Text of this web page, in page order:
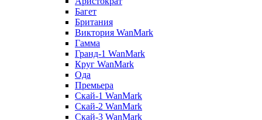
Багет
Британия
Виктория WanMark
Гамма
Гранд-1 WanMark
Круг WanMark
Ода
Премьера
Скай-1 WanMark
Скай-2 WanMark
Скай-3 WanMark